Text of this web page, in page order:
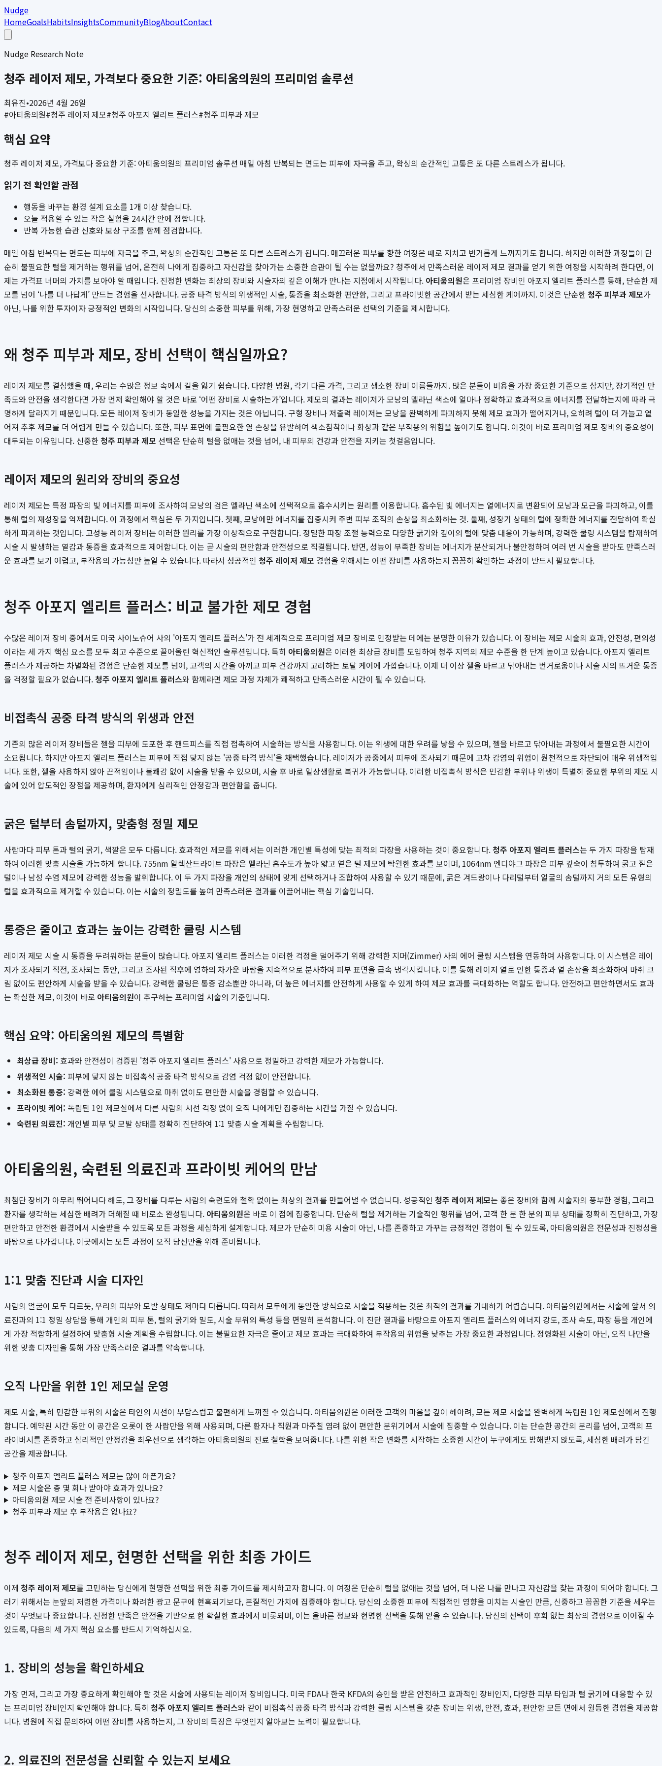
Nudge
HomeGoalsHabitsInsightsCommunityBlogAboutContact
Nudge Research Note
청주 레이저 제모, 가격보다 중요한 기준: 아티움의원의 프리미엄 솔루션
최유진•2026년 4월 26일
#아티움의원#청주 레이저 제모#청주 아포지 엘리트 플러스#청주 피부과 제모
핵심 요약
청주 레이저 제모, 가격보다 중요한 기준: 아티움의원의 프리미엄 솔루션 매일 아침 반복되는 면도는 피부에 자극을 주고, 왁싱의 순간적인 고통은 또 다른 스트레스가 됩니다.
읽기 전 확인할 관점
행동을 바꾸는 환경 설계 요소를 1개 이상 찾습니다.
오늘 적용할 수 있는 작은 실험을 24시간 안에 정합니다.
반복 가능한 습관 신호와 보상 구조를 함께 점검합니다.
매일 아침 반복되는 면도는 피부에 자극을 주고, 왁싱의 순간적인 고통은 또 다른 스트레스가 됩니다. 매끄러운 피부를 향한 여정은 때로 지치고 번거롭게 느껴지기도 합니다. 하지만 이러한 과정들이 단
순히 불필요한 털을 제거하는 행위를 넘어, 온전히 나에게 집중하고 자신감을 찾아가는 소중한 습관이 될 수는 없을까요? 청주에서 만족스러운 레이저 제모 결과를 얻기 위한 여정을 시작하려 한다면, 이
제는 가격표 너머의 가치를 보아야 할 때입니다. 진정한 변화는 최상의 장비와 시술자의 깊은 이해가 만나는 지점에서 시작됩니다. 아티움의원은 프리미엄 장비인 아포지 엘리트 플러스를 통해, 단순한 제
모를 넘어 ‘나를 더 나답게’ 만드는 경험을 선사합니다. 공중 타격 방식의 위생적인 시술, 통증을 최소화한 편안함, 그리고 프라이빗한 공간에서 받는 세심한 케어까지. 이것은 단순한청주 피부과 제모가
아닌, 나를 위한 투자이자 긍정적인 변화의 시작입니다. 당신의 소중한 피부를 위해, 가장 현명하고 만족스러운 선택의 기준을 제시합니다.
왜 청주 피부과 제모, 장비 선택이 핵심일까요?
레이저 제모를 결심했을 때, 우리는 수많은 정보 속에서 길을 잃기 쉽습니다. 다양한 병원, 각기 다른 가격, 그리고 생소한 장비 이름들까지. 많은 분들이 비용을 가장 중요한 기준으로 삼지만, 장기적인 만
족도와 안전을 생각한다면 가장 먼저 확인해야 할 것은 바로 ‘어떤 장비로 시술하는가’입니다. 제모의 결과는 레이저가 모낭의 멜라닌 색소에 얼마나 정확하고 효과적으로 에너지를 전달하는지에 따라 극
명하게 달라지기 때문입니다. 모든 레이저 장비가 동일한 성능을 가지는 것은 아닙니다. 구형 장비나 저출력 레이저는 모낭을 완벽하게 파괴하지 못해 제모 효과가 떨어지거나, 오히려 털이 더 가늘고 옅
어져 추후 제모를 더 어렵게 만들 수 있습니다. 또한, 피부 표면에 불필요한 열 손상을 유발하여 색소침착이나 화상과 같은 부작용의 위험을 높이기도 합니다. 이것이 바로 프리미엄 제모 장비의 중요성이
대두되는 이유입니다. 신중한청주 피부과 제모 선택은 단순히 털을 없애는 것을 넘어, 내 피부의 건강과 안전을 지키는 첫걸음입니다.
레이저 제모의 원리와 장비의 중요성
레이저 제모는 특정 파장의 빛 에너지를 피부에 조사하여 모낭의 검은 멜라닌 색소에 선택적으로 흡수시키는 원리를 이용합니다. 흡수된 빛 에너지는 열에너지로 변환되어 모낭과 모근을 파괴하고, 이를
통해 털의 재성장을 억제합니다. 이 과정에서 핵심은 두 가지입니다. 첫째, 모낭에만 에너지를 집중시켜 주변 피부 조직의 손상을 최소화하는 것. 둘째, 성장기 상태의 털에 정확한 에너지를 전달하여 확실
하게 파괴하는 것입니다. 고성능 레이저 장비는 이러한 원리를 가장 이상적으로 구현합니다. 정밀한 파장 조절 능력으로 다양한 굵기와 깊이의 털에 맞춤 대응이 가능하며, 강력한 쿨링 시스템을 탑재하여
시술 시 발생하는 열감과 통증을 효과적으로 제어합니다. 이는 곧 시술의 편안함과 안전성으로 직결됩니다. 반면, 성능이 부족한 장비는 에너지가 분산되거나 불안정하여 여러 번 시술을 받아도 만족스러
운 효과를 보기 어렵고, 부작용의 가능성만 높일 수 있습니다. 따라서 성공적인 청주 레이저 제모 경험을 위해서는 어떤 장비를 사용하는지 꼼꼼히 확인하는 과정이 반드시 필요합니다.
청주 아포지 엘리트 플러스: 비교 불가한 제모 경험
수많은 레이저 장비 중에서도 미국 사이노슈어 사의 '아포지 엘리트 플러스'가 전 세계적으로 프리미엄 제모 장비로 인정받는 데에는 분명한 이유가 있습니다. 이 장비는 제모 시술의 효과, 안전성, 편의성
이라는 세 가지 핵심 요소를 모두 최고 수준으로 끌어올린 혁신적인 솔루션입니다. 특히 아티움의원은 이러한 최상급 장비를 도입하여 청주 지역의 제모 수준을 한 단계 높이고 있습니다. 아포지 엘리트
플러스가 제공하는 차별화된 경험은 단순한 제모를 넘어, 고객의 시간을 아끼고 피부 건강까지 고려하는 토탈 케어에 가깝습니다. 이제 더 이상 젤을 바르고 닦아내는 번거로움이나 시술 시의 뜨거운 통증
을 걱정할 필요가 없습니다.청주 아포지 엘리트 플러스와 함께라면 제모 과정 자체가 쾌적하고 만족스러운 시간이 될 수 있습니다.
비접촉식 공중 타격 방식의 위생과 안전
기존의 많은 레이저 장비들은 젤을 피부에 도포한 후 핸드피스를 직접 접촉하여 시술하는 방식을 사용합니다. 이는 위생에 대한 우려를 낳을 수 있으며, 젤을 바르고 닦아내는 과정에서 불필요한 시간이
소요됩니다. 하지만 아포지 엘리트 플러스는 피부에 직접 닿지 않는 '공중 타격 방식'을 채택했습니다. 레이저가 공중에서 피부에 조사되기 때문에 교차 감염의 위험이 원천적으로 차단되어 매우 위생적입
니다. 또한, 젤을 사용하지 않아 끈적임이나 불쾌감 없이 시술을 받을 수 있으며, 시술 후 바로 일상생활로 복귀가 가능합니다. 이러한 비접촉식 방식은 민감한 부위나 위생이 특별히 중요한 부위의 제모 시
술에 있어 압도적인 장점을 제공하며, 환자에게 심리적인 안정감과 편안함을 줍니다.
굵은 털부터 솜털까지, 맞춤형 정밀 제모
사람마다 피부 톤과 털의 굵기, 색깔은 모두 다릅니다. 효과적인 제모를 위해서는 이러한 개인별 특성에 맞는 최적의 파장을 사용하는 것이 중요합니다.청주 아포지 엘리트 플러스는 두 가지 파장을 탑재
하여 이러한 맞춤 시술을 가능하게 합니다. 755nm 알렉산드라이트 파장은 멜라닌 흡수도가 높아 얇고 옅은 털 제모에 탁월한 효과를 보이며, 1064nm 엔디야그 파장은 피부 깊숙이 침투하여 굵고 짙은
털이나 남성 수염 제모에 강력한 성능을 발휘합니다. 이 두 가지 파장을 개인의 상태에 맞게 선택하거나 조합하여 사용할 수 있기 때문에, 굵은 겨드랑이나 다리털부터 얼굴의 솜털까지 거의 모든 유형의
털을 효과적으로 제거할 수 있습니다. 이는 시술의 정밀도를 높여 만족스러운 결과를 이끌어내는 핵심 기술입니다.
통증은 줄이고 효과는 높이는 강력한 쿨링 시스템
레이저 제모 시술 시 통증을 두려워하는 분들이 많습니다. 아포지 엘리트 플러스는 이러한 걱정을 덜어주기 위해 강력한 지머(Zimmer) 사의 에어 쿨링 시스템을 연동하여 사용합니다. 이 시스템은 레이
저가 조사되기 직전, 조사되는 동안, 그리고 조사된 직후에 영하의 차가운 바람을 지속적으로 분사하여 피부 표면을 급속 냉각시킵니다. 이를 통해 레이저 열로 인한 통증과 열 손상을 최소화하여 마취 크
림 없이도 편안하게 시술을 받을 수 있습니다. 강력한 쿨링은 통증 감소뿐만 아니라, 더 높은 에너지를 안전하게 사용할 수 있게 하여 제모 효과를 극대화하는 역할도 합니다. 안전하고 편안하면서도 효과
는 확실한 제모, 이것이 바로 아티움의원이 추구하는 프리미엄 시술의 기준입니다.
핵심 요약: 아티움의원 제모의 특별함
최상급 장비: 효과와 안전성이 검증된 '청주 아포지 엘리트 플러스' 사용으로 정밀하고 강력한 제모가 가능합니다.
위생적인 시술: 피부에 닿지 않는 비접촉식 공중 타격 방식으로 감염 걱정 없이 안전합니다.
최소화된 통증: 강력한 에어 쿨링 시스템으로 마취 없이도 편안한 시술을 경험할 수 있습니다.
프라이빗 케어: 독립된 1인 제모실에서 다른 사람의 시선 걱정 없이 오직 나에게만 집중하는 시간을 가질 수 있습니다.
숙련된 의료진: 개인별 피부 및 모발 상태를 정확히 진단하여 1:1 맞춤 시술 계획을 수립합니다.
아티움의원, 숙련된 의료진과 프라이빗 케어의 만남
최첨단 장비가 아무리 뛰어나다 해도, 그 장비를 다루는 사람의 숙련도와 철학 없이는 최상의 결과를 만들어낼 수 없습니다. 성공적인 청주 레이저 제모는 좋은 장비와 함께 시술자의 풍부한 경험, 그리고
환자를 생각하는 세심한 배려가 더해질 때 비로소 완성됩니다. 아티움의원은 바로 이 점에 집중합니다. 단순히 털을 제거하는 기술적인 행위를 넘어, 고객 한 분 한 분의 피부 상태를 정확히 진단하고, 가장
편안하고 안전한 환경에서 시술받을 수 있도록 모든 과정을 세심하게 설계합니다. 제모가 단순히 미용 시술이 아닌, 나를 존중하고 가꾸는 긍정적인 경험이 될 수 있도록, 아티움의원은 전문성과 진정성을
바탕으로 다가갑니다. 이곳에서는 모든 과정이 오직 당신만을 위해 준비됩니다.
1:1 맞춤 진단과 시술 디자인
사람의 얼굴이 모두 다르듯, 우리의 피부와 모발 상태도 저마다 다릅니다. 따라서 모두에게 동일한 방식으로 시술을 적용하는 것은 최적의 결과를 기대하기 어렵습니다. 아티움의원에서는 시술에 앞서 의
료진과의 1:1 정밀 상담을 통해 개인의 피부 톤, 털의 굵기와 밀도, 시술 부위의 특성 등을 면밀히 분석합니다. 이 진단 결과를 바탕으로 아포지 엘리트 플러스의 에너지 강도, 조사 속도, 파장 등을 개인에
게 가장 적합하게 설정하여 맞춤형 시술 계획을 수립합니다. 이는 불필요한 자극은 줄이고 제모 효과는 극대화하여 부작용의 위험을 낮추는 가장 중요한 과정입니다. 정형화된 시술이 아닌, 오직 나만을
위한 맞춤 디자인을 통해 가장 만족스러운 결과를 약속합니다.
오직 나만을 위한 1인 제모실 운영
제모 시술, 특히 민감한 부위의 시술은 타인의 시선이 부담스럽고 불편하게 느껴질 수 있습니다. 아티움의원은 이러한 고객의 마음을 깊이 헤아려, 모든 제모 시술을 완벽하게 독립된 1인 제모실에서 진행
합니다. 예약된 시간 동안 이 공간은 오롯이 한 사람만을 위해 사용되며, 다른 환자나 직원과 마주칠 염려 없이 편안한 분위기에서 시술에 집중할 수 있습니다. 이는 단순한 공간의 분리를 넘어, 고객의 프
라이버시를 존중하고 심리적인 안정감을 최우선으로 생각하는 아티움의원의 진료 철학을 보여줍니다. 나를 위한 작은 변화를 시작하는 소중한 시간이 누구에게도 방해받지 않도록, 세심한 배려가 담긴
공간을 제공합니다.
청주 아포지 엘리트 플러스 제모는 많이 아픈가요?
제모 시술은 총 몇 회나 받아야 효과가 있나요?
아티움의원 제모 시술 전 준비사항이 있나요?
청주 피부과 제모 후 부작용은 없나요?
청주 레이저 제모, 현명한 선택을 위한 최종 가이드
이제 청주 레이저 제모를 고민하는 당신에게 현명한 선택을 위한 최종 가이드를 제시하고자 합니다. 이 여정은 단순히 털을 없애는 것을 넘어, 더 나은 나를 만나고 자신감을 찾는 과정이 되어야 합니다. 그
러기 위해서는 눈앞의 저렴한 가격이나 화려한 광고 문구에 현혹되기보다, 본질적인 가치에 집중해야 합니다. 당신의 소중한 피부에 직접적인 영향을 미치는 시술인 만큼, 신중하고 꼼꼼한 기준을 세우는
것이 무엇보다 중요합니다. 진정한 만족은 안전을 기반으로 한 확실한 효과에서 비롯되며, 이는 올바른 정보와 현명한 선택을 통해 얻을 수 있습니다. 당신의 선택이 후회 없는 최상의 경험으로 이어질 수
있도록, 다음의 세 가지 핵심 요소를 반드시 기억하십시오.
1. 장비의 성능을 확인하세요
가장 먼저, 그리고 가장 중요하게 확인해야 할 것은 시술에 사용되는 레이저 장비입니다. 미국 FDA나 한국 KFDA의 승인을 받은 안전하고 효과적인 장비인지, 다양한 피부 타입과 털 굵기에 대응할 수 있
는 프리미엄 장비인지 확인해야 합니다. 특히 청주 아포지 엘리트 플러스와 같이 비접촉식 공중 타격 방식과 강력한 쿨링 시스템을 갖춘 장비는 위생, 안전, 효과, 편안함 모든 면에서 월등한 경험을 제공합
니다. 병원에 직접 문의하여 어떤 장비를 사용하는지, 그 장비의 특징은 무엇인지 알아보는 노력이 필요합니다.
2. 의료진의 전문성을 신뢰할 수 있는지 보세요